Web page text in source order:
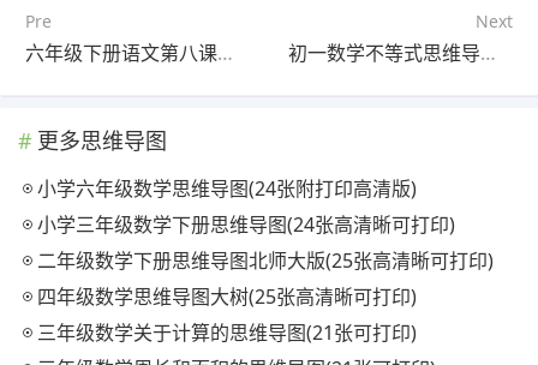
Pre
六年级下册语文第八课思维导图(24张高清晰可打印)
Next
初一数学不等式思维导图(23张附下载)
更多思维导图
小学六年级数学思维导图(24张附打印高清版)
小学三年级数学下册思维导图(24张高清晰可打印)
二年级数学下册思维导图北师大版(25张高清晰可打印)
四年级数学思维导图大树(25张高清晰可打印)
三年级数学关于计算的思维导图(21张可打印)